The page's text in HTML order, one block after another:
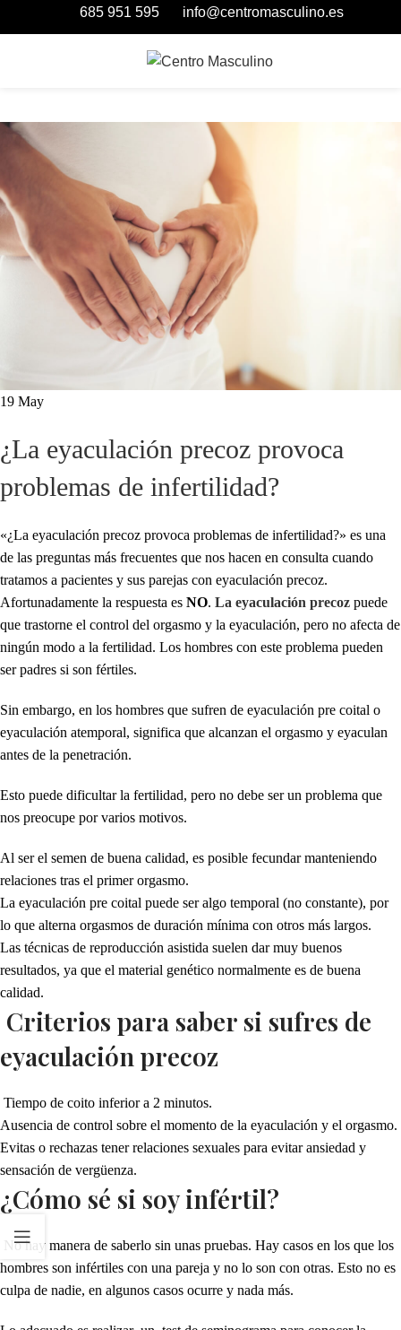
685 951 595 info@centromasculino.es
19 May
¿La eyaculación precoz provoca
problemas de infertilidad?
«¿La eyaculación precoz provoca problemas de infertilidad?» es una
de las preguntas más frecuentes que nos hacen en consulta cuando
tratamos a pacientes y sus parejas con eyaculación precoz.
Afortunadamente la respuesta es NO. La eyaculación precoz puede
que trastorne el control del orgasmo y la eyaculación, pero no afecta de
ningún modo a la fertilidad. Los hombres con este problema pueden
ser padres si son fértiles.
Sin embargo, en los hombres que sufren de eyaculación pre coital o
eyaculación atemporal, significa que alcanzan el orgasmo y eyaculan
antes de la penetración.
Esto puede dificultar la fertilidad, pero no debe ser un problema que
nos preocupe por varios motivos.
Al ser el semen de buena calidad, es posible fecundar manteniendo
relaciones tras el primer orgasmo.
La eyaculación pre coital puede ser algo temporal (no constante), por
lo que alterna orgasmos de duración mínima con otros más largos.
Las técnicas de reproducción asistida suelen dar muy buenos
resultados, ya que el material genético normalmente es de buena
calidad.
Criterios para saber si sufres de
eyaculación precoz
Tiempo de coito inferior a 2 minutos.
Ausencia de control sobre el momento de la eyaculación y el orgasmo.
Evitas o rechazas tener relaciones sexuales para evitar ansiedad y
sensación de vergüenza.
¿Cómo sé si soy infértil?
No hay manera de saberlo sin unas pruebas. Hay casos en los que los
hombres son infértiles con una pareja y no lo son con otras. Esto no es
culpa de nadie, en algunos casos ocurre y nada más.